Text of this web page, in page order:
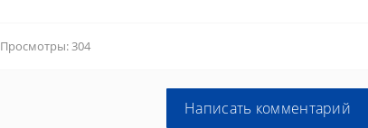
Просмотры: 304
Написать комментарий